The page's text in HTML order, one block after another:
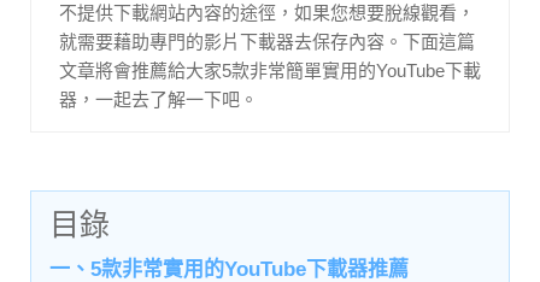
不提供下載網站內容的途徑，如果您想要脫線觀看，
就需要藉助專門的影片下載器去保存內容。下面這篇
文章將會推薦給大家5款非常簡單實用的YouTube下載
器，一起去了解一下吧。
目錄
一、5款非常實用的YouTube下載器推薦